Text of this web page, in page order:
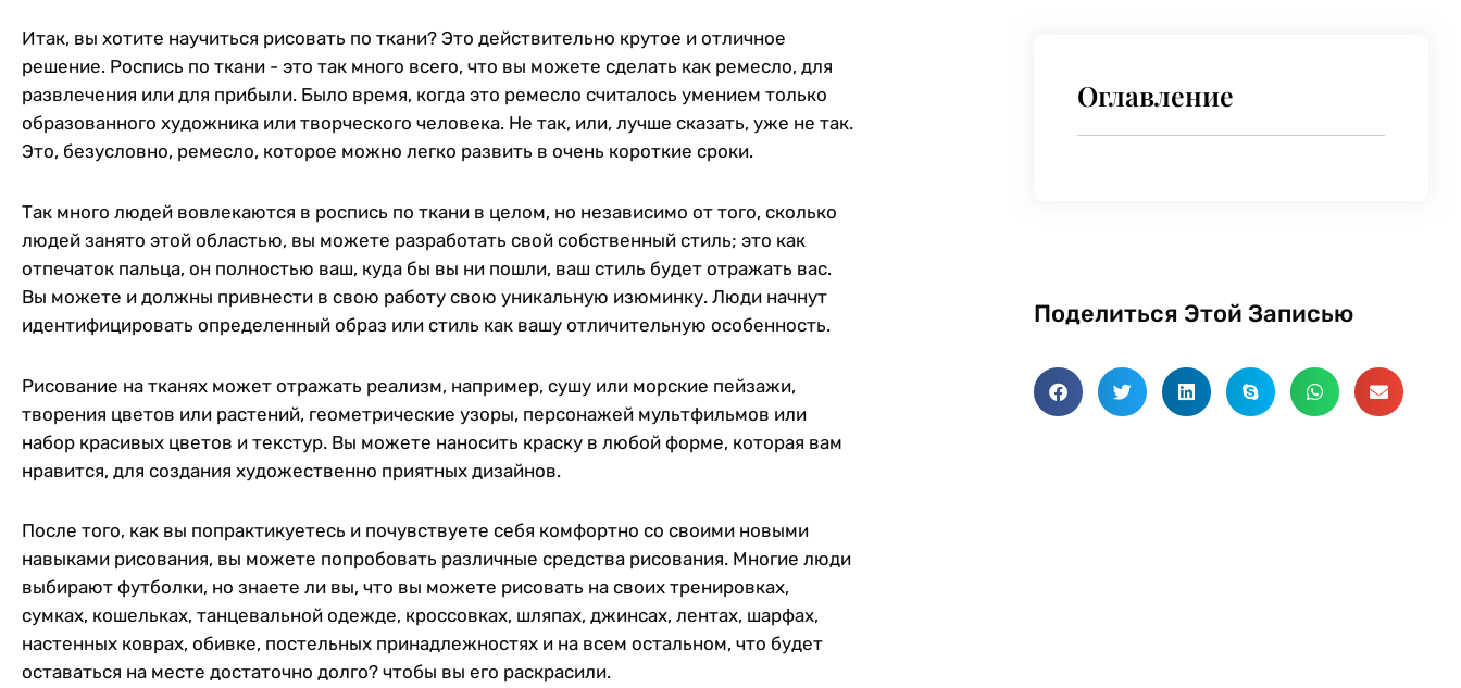
Итак, вы хотите научиться рисовать по ткани? Это действительно крутое и отличное
решение. Роспись по ткани - это так много всего, что вы можете сделать как ремесло, для
развлечения или для прибыли. Было время, когда это ремесло считалось умением только
образованного художника или творческого человека. Не так, или, лучше сказать, уже не так.
Это, безусловно, ремесло, которое можно легко развить в очень короткие сроки.
Так много людей вовлекаются в роспись по ткани в целом, но независимо от того, сколько
людей занято этой областью, вы можете разработать свой собственный стиль; это как
отпечаток пальца, он полностью ваш, куда бы вы ни пошли, ваш стиль будет отражать вас.
Вы можете и должны привнести в свою работу свою уникальную изюминку. Люди начнут
идентифицировать определенный образ или стиль как вашу отличительную особенность.
Рисование на тканях может отражать реализм, например, сушу или морские пейзажи,
творения цветов или растений, геометрические узоры, персонажей мультфильмов или
набор красивых цветов и текстур. Вы можете наносить краску в любой форме, которая вам
нравится, для создания художественно приятных дизайнов.
После того, как вы попрактикуетесь и почувствуете себя комфортно со своими новыми
навыками рисования, вы можете попробовать различные средства рисования. Многие люди
выбирают футболки, но знаете ли вы, что вы можете рисовать на своих тренировках,
сумках, кошельках, танцевальной одежде, кроссовках, шляпах, джинсах, лентах, шарфах,
настенных коврах, обивке, постельных принадлежностях и на всем остальном, что будет
оставаться на месте достаточно долго? чтобы вы его раскрасили.
Оглавление
Поделиться Этой Записью